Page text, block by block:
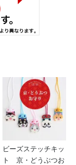
ビーズステッチキッ
ト 京・どうぶつお